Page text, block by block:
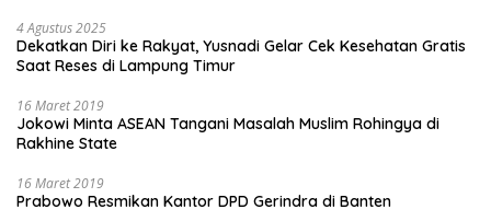
4 Agustus 2025
Dekatkan Diri ke Rakyat, Yusnadi Gelar Cek Kesehatan Gratis
Saat Reses di Lampung Timur
16 Maret 2019
Jokowi Minta ASEAN Tangani Masalah Muslim Rohingya di
Rakhine State
16 Maret 2019
Prabowo Resmikan Kantor DPD Gerindra di Banten